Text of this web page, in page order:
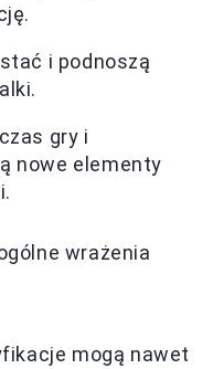
i podnoszą
gry i
nowe elementy
wrażenia
mogą nawet